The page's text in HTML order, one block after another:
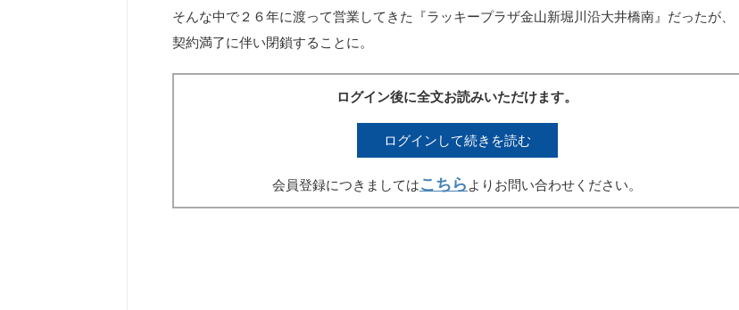
そんな中で２６年に渡って営業してきた『ラッキープラザ金山新堀川沿大井橋南』だったが、
契約満了に伴い閉鎖することに。
ログイン後に全文お読みいただけます。
ログインして続きを読む
会員登録につきましてはこちら よりお問い合わせください。